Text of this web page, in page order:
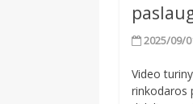
2025/09/
Video
rinkodaros